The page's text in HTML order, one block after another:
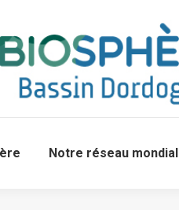
Notre réseau mondial